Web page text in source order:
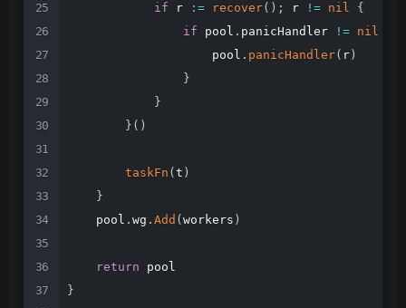
if
r := recover( ) ; r != nil
{
if
pool . panicHandler != nil
pool . panicHandler( r )
}
}
} ( )
taskFn ( t )
}
pool . wg . Add ( workers )
return
pool
}